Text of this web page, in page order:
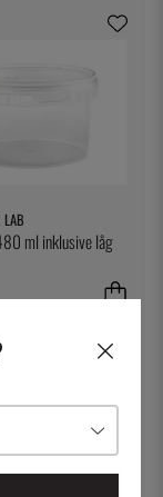
LAB
ml inklusive låg